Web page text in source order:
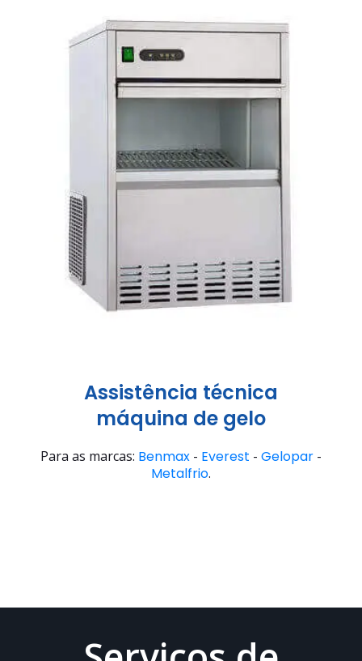
Assistência técnica
máquina de gelo
Para as marcas: Benmax - Everest - Gelopar -
Metalfrio.